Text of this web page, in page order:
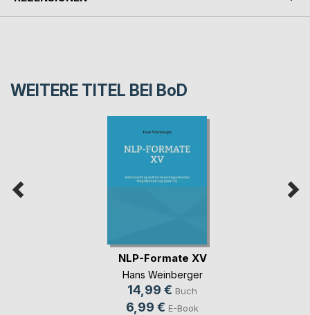
WEITERE TITEL BEI BoD
NLP-Formate XV
Hans Weinberger
14,99 € Buch
6,99 € E-Book